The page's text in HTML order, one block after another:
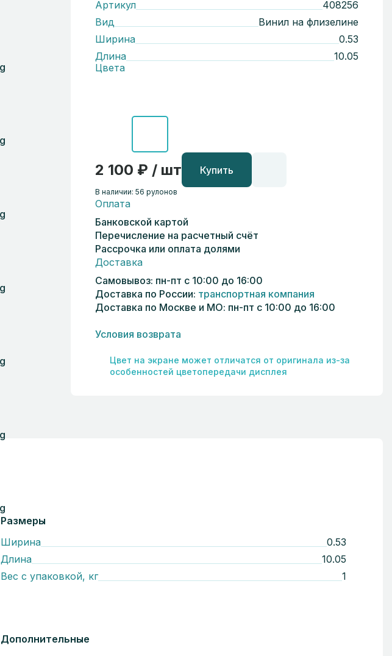
Артикул
408256
Вид
Винил на флизелине
Ширина
0.53
Длина
10.05
Цвета
2 100 ₽ / шт Купить
В наличии: 56 рулонов
Оплата
Банковской картой
Перечисление на расчетный счёт
Рассрочка или оплата долями
Доставка
Самовывоз: пн-пт с 10:00 до 16:00
Доставка по России: транспортная компания
Доставка по Москве и МО: пн-пт с 10:00 до 16:00
Условия возврата
Цвет на экране может отличатся от оригинала из-за
особенностей цветопередачи дисплея
Размеры
Ширина
0.53
Длина
10.05
Вес с упаковкой, кг
1
Дополнительные